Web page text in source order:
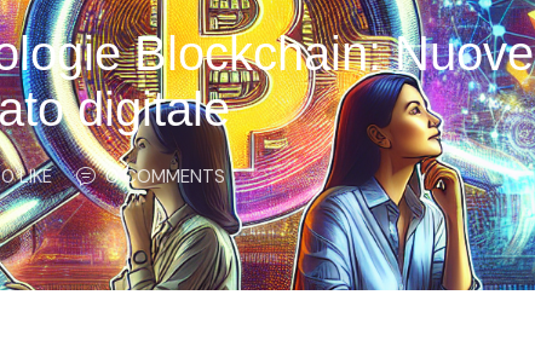
Blockchain: Nuove
digitale
0 LIKE 0 COMMENTS